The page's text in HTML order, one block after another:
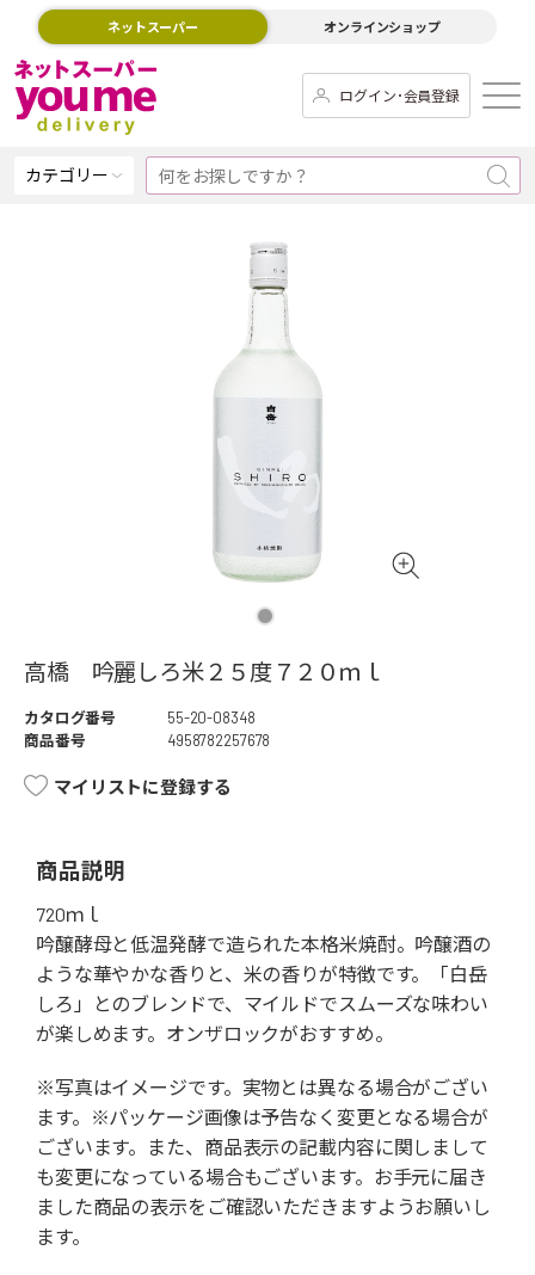
ネットスーパー オンラインショップ
ログイン･会員登録
カテゴリー
高橋 吟麗しろ米２５度７２０ｍｌ
カタログ番号
55-20-08348
商品番号
4958782257678
マイリストに登録する
商品説明
720ｍｌ
吟醸酵母と低温発酵で造られた本格米焼酎。吟醸酒の
ような華やかな香りと、米の香りが特徴です。「白岳
しろ」とのブレンドで、マイルドでスムーズな味わい
が楽しめます。オンザロックがおすすめ。
※写真はイメージです。実物とは異なる場合がござい
ます。※パッケージ画像は予告なく変更となる場合が
ございます。また、商品表示の記載内容に関しまして
も変更になっている場合もございます。お手元に届き
ました商品の表示をご確認いただきますようお願いし
ます。